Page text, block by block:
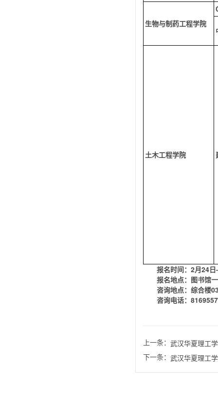
生物与制药工程学院
土木工程学院
报名时间： 2月24
报名地点：图书馆
咨询地点：综合楼
咨询电话：816955
上一条： 武汉华夏理工
下一条： 武汉华夏理工